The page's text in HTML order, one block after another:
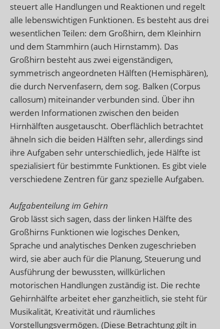
steuert alle Handlungen und Reaktionen und regelt
alle lebenswichtigen Funktionen. Es besteht aus drei
wesentlichen Teilen: dem Großhirn, dem Kleinhirn
und dem Stammhirn (auch Hirnstamm). Das
Großhirn besteht aus zwei eigenständigen,
symmetrisch angeordneten Hälften (Hemisphären),
die durch Nervenfasern, dem sog. Balken (Corpus
callosum) miteinander verbunden sind. Über ihn
werden Informationen zwischen den beiden
Hirnhälften ausgetauscht. Oberflächlich betrachtet
ähneln sich die beiden Hälften sehr, allerdings sind
ihre Aufgaben sehr unterschiedlich, jede Hälfte ist
spezialisiert für bestimmte Funktionen. Es gibt viele
verschiedene Zentren für ganz spezielle Aufgaben.
Aufgabenteilung im Gehirn
Grob lässt sich sagen, dass der linken Hälfte des
Großhirns Funktionen wie logisches Denken,
Sprache und analytisches Denken zugeschrieben
wird, sie aber auch für die Planung, Steuerung und
Ausführung der bewussten, willkürlichen
motorischen Handlungen zuständig ist. Die rechte
Gehirnhälfte arbeitet eher ganzheitlich, sie steht für
Musikalität, Kreativität und räumliches
Vorstellungsvermögen. (Diese Betrachtung gilt in